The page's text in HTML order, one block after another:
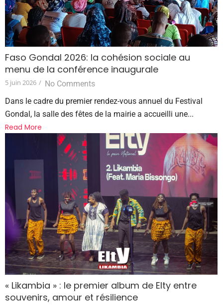
Faso Gondal 2026: la cohésion sociale au
menu de la conférence inaugurale
5 juin 2026 / No Comments
Dans le cadre du premier rendez-vous annuel du Festival
Gondal, la salle des fêtes de la mairie a accueilli une...
Read More
« Likambia » : le premier album de Elty entre
souvenirs, amour et résilience